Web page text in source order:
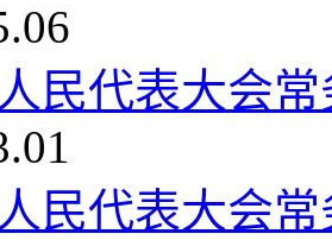
民代表大会
民代表大会